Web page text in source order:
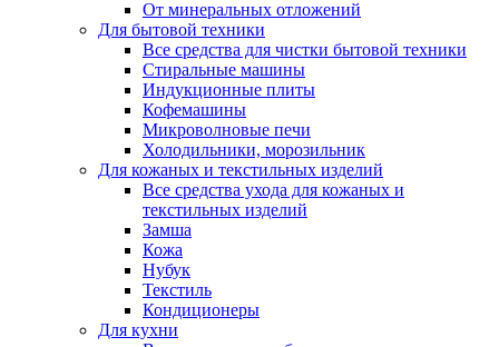
От минеральных отложений
Для бытовой техники
Все средства для чистки бытовой техники
Стиральные машины
Индукционные плиты
Кофемашины
Микроволновые печи
Холодильники, морозильник
Для кожаных и текстильных изделий
Все средства ухода для кожаных и
текстильных изделий
Замша
Кожа
Нубук
Текстиль
Кондиционеры
Для кухни